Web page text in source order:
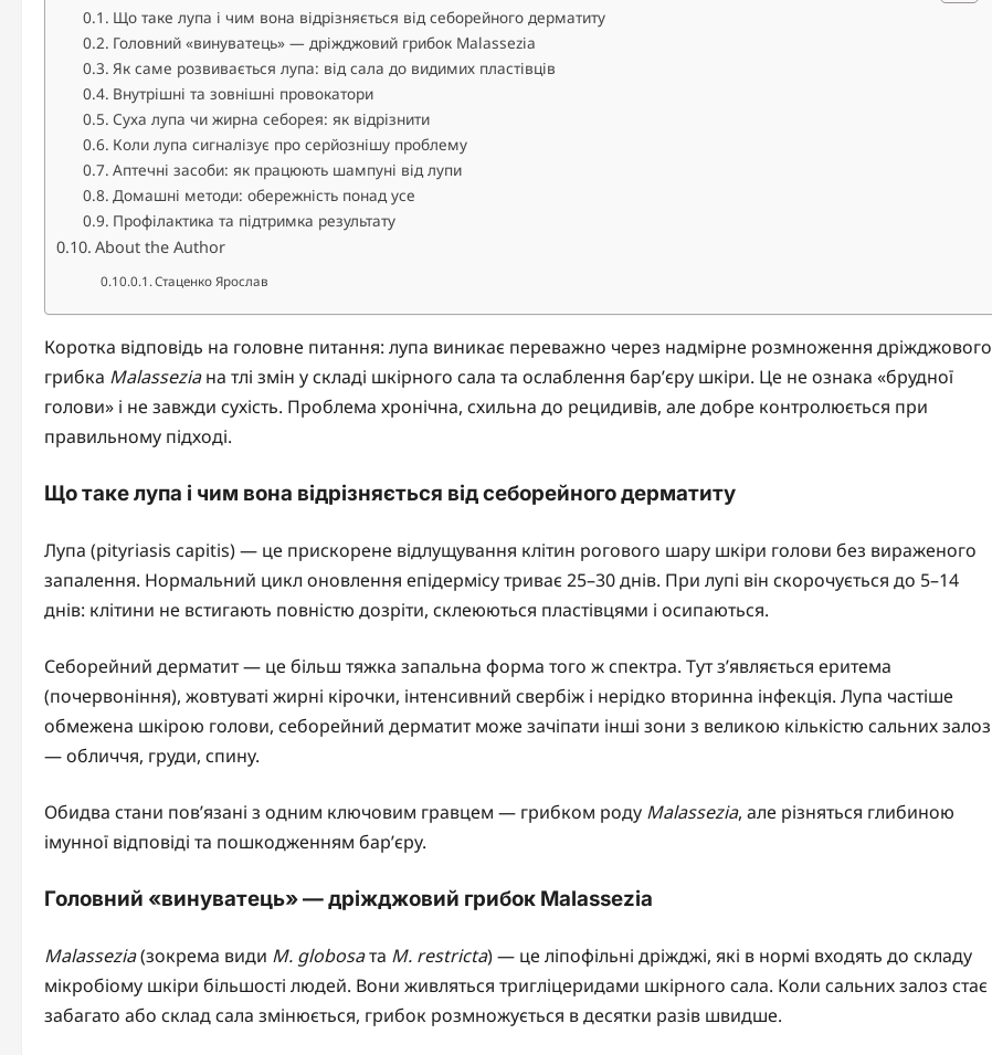
Що таке лупа і чим вона відрізняється від себорейного дерматиту
Головний «винуватець» — дріжджовий грибок Malassezia
Як саме розвивається лупа: від сала до видимих пластівців
Внутрішні та зовнішні провокатори
Суха лупа чи жирна себорея: як відрізнити
Коли лупа сигналізує про серйознішу проблему
Аптечні засоби: як працюють шампуні від лупи
Домашні методи: обережність понад усе
Профілактика та підтримка результату
About the Author
Стаценко Ярослав
Коротка відповідь на головне питання: лупа виникає переважно через надмірне розмноження дріжджового
грибка Malasseziaна тлі змін у складі шкірного сала та ослаблення бар’єру шкіри. Це не ознака «брудної
голови» і не завжди сухість. Проблема хронічна, схильна до рецидивів, але добре контролюється при
правильному підході.
Що таке лупа і чим вона відрізняється від себорейного дерматиту
Лупа (pityriasis capitis) — це прискорене відлущування клітин рогового шару шкіри голови без вираженого
запалення. Нормальний цикл оновлення епідермісу триває 25–30 днів. При лупі він скорочується до 5–14
днів: клітини не встигають повністю дозріти, склеюються пластівцями і осипаються.
Себорейний дерматит — це більш тяжка запальна форма того ж спектра. Тут з’являється еритема
(почервоніння), жовтуваті жирні кірочки, інтенсивний свербіж і нерідко вторинна інфекція. Лупа частіше
обмежена шкірою голови, себорейний дерматит може зачіпати інші зони з великою кількістю сальних залоз
— обличчя, груди, спину.
Обидва стани пов’язані з одним ключовим гравцем — грибком роду Malassezia, але різняться глибиною
імунної відповіді та пошкодженням бар’єру.
Головний «винуватець» — дріжджовий грибок Malassezia
Malassezia(зокрема види M. globosaта M. restricta) — це ліпофільні дріжджі, які в нормі входять до складу
мікробіому шкіри більшості людей. Вони живляться тригліцеридами шкірного сала. Коли сальних залоз стає
забагато або склад сала змінюється, грибок розмножується в десятки разів швидше.